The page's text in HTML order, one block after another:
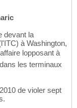
devant la
à Washington,
lopposant à
les terminaux
de violer sept